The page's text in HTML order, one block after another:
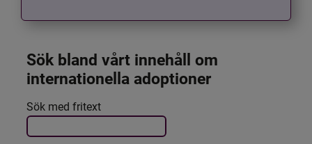
Sök bland vårt innehåll om
internationella adoptioner
Filtrera resultatet
Det här formuläret postas automatiskt
Sök med fritext